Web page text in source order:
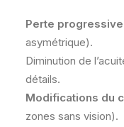
Perte
asymétrique).
Diminution de
détails.
Modifications du
zones sans vision).